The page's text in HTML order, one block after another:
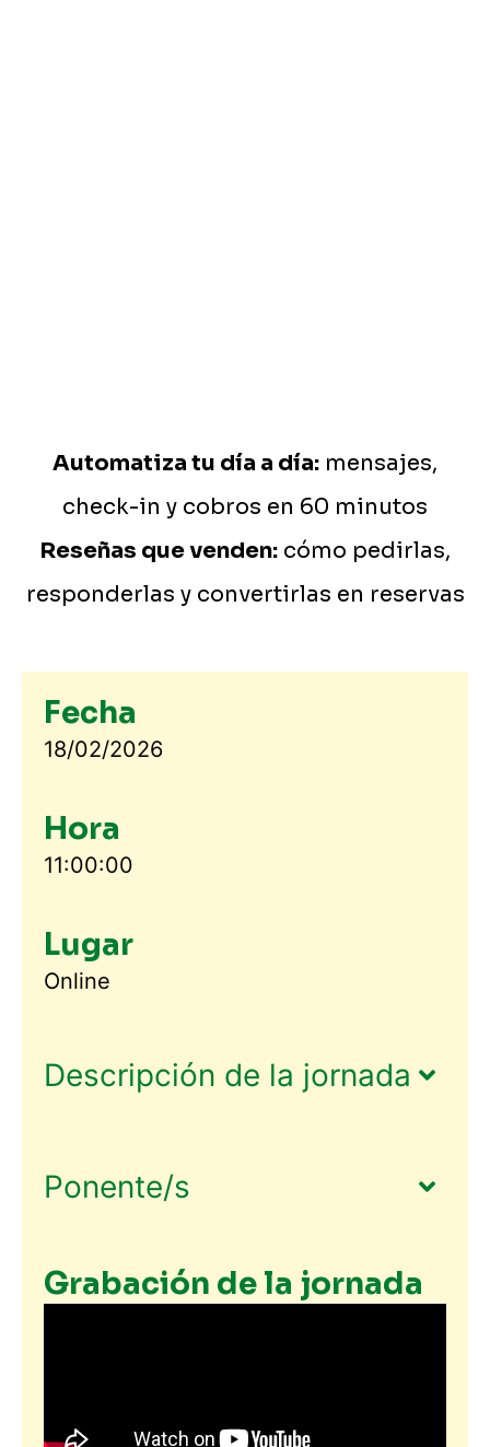
Automatiza tu día a día: mensajes,
check-in y cobros en 60 minutos
Reseñas que venden: cómo pedirlas,
responderlas y convertirlas en reservas
Fecha
18/02/2026
Hora
11:00:00
Lugar
Online
Descripción de la jornada
Ponente/s
Grabación de la jornada